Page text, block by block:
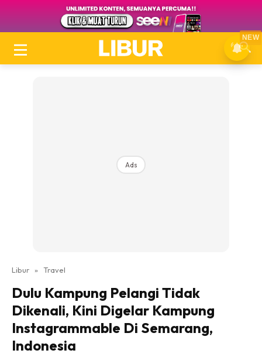
Ads
Libur » Travel
Dulu Kampung Pelangi Tidak
Dikenali, Kini Digelar Kampung
Instagrammable Di Semarang,
Indonesia
NEW